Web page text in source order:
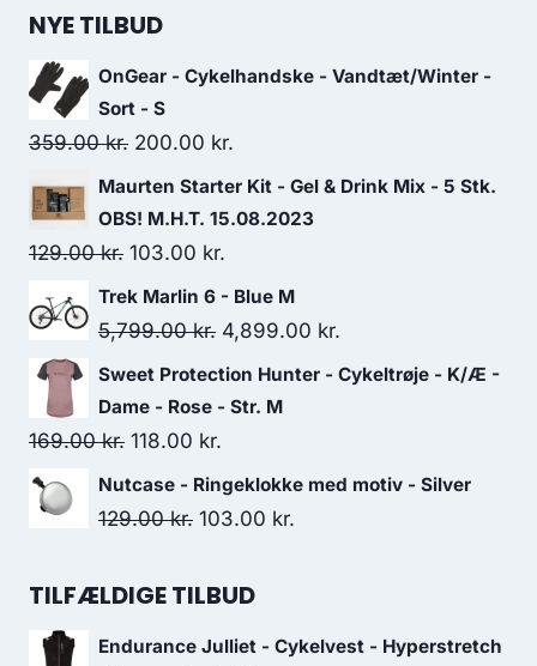
was:
NYE TILBUD
OnGear - Cykelhandske - Vandtæt/Winter -
Sort - S
359.00kr. Original
price
was:
359.00 kr..
200.00 kr.
price
is:
Maurten Starter Kit - Gel & Drink Mix - 5 Stk.
OBS! M.H.T. 15.08.2023
129.00kr. Original
price
was:
103.00 kr.
price
is:
Trek Marlin 6 - Blue M
5,799.00kr. Original
price
was:
4,899.00 kr.
price
Sweet Protection Hunter - Cykeltrøje - K/Æ -
Dame - Rose - Str. M
169.00kr. Original
price
was:
118.00 kr.
price
is:
Nutcase - Ringeklokke med motiv - Silver
129.00kr. Original
was:
103.00 kr.
TILFÆLDIGE TILBUD
Endurance Julliet - Cykelvest - Hyperstretch